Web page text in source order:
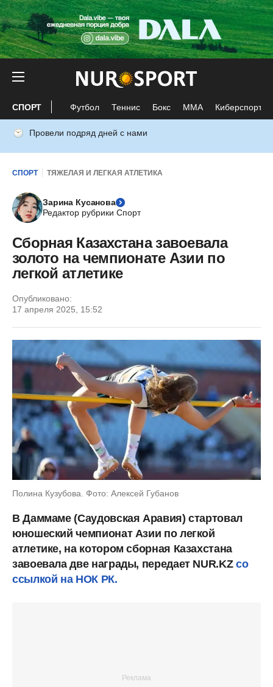
СПОРТ Футбол Теннис Бокс ММА Киберспорт
Провели подряд дней с нами
СПОРТ ТЯЖЕЛАЯ И ЛЕГКАЯ АТЛЕТИКА
Зарина Кусанова
Редактор рубрики Спорт
Сборная Казахстана завоевала
золото на чемпионате Азии по
легкой атлетике
Опубликовано:
17 апреля 2025, 15:52
Полина Кузубова. Фото: Алексей Губанов
В Даммаме (Саудовская Аравия) стартовал
юношеский чемпионат Азии по легкой
атлетике, на котором сборная Казахстана
завоевала две награды, передает NUR.KZ со
ссылкой на НОК РК.